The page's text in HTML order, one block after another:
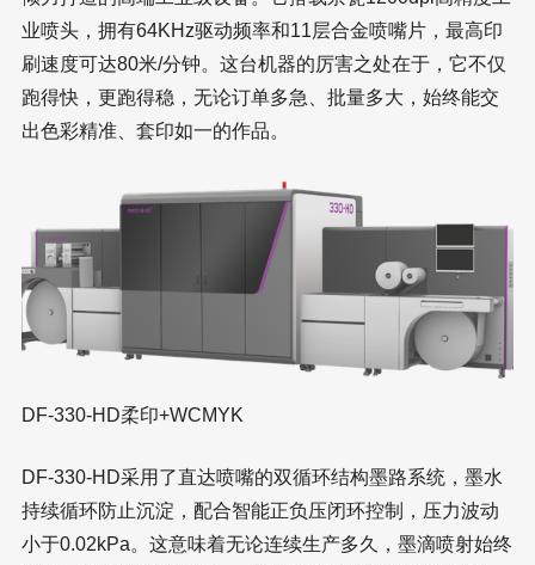
业喷头，拥有64KHz驱动频率和11层合金喷嘴片，最高印
刷速度可达80米/分钟。这台机器的厉害之处在于，它不仅
跑得快，更跑得稳，无论订单多急、批量多大，始终能交
出色彩精准、套印如一的作品。
DF-330-HD柔印+WCMYK
DF-330-HD采用了直达喷嘴的双循环结构墨路系统，墨水
持续循环防止沉淀，配合智能正负压闭环控制，压力波动
小于0.02kPa。这意味着无论连续生产多久，墨滴喷射始终